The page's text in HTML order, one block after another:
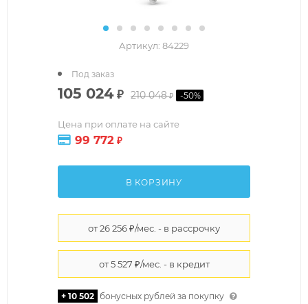
Артикул: 84229
105 024₽ 210 048₽ -50%
Цена при оплате на сайте
99 772 ₽
Под заказ
В КОРЗИНУ
+ 10 502 бонусных рублей за покупку